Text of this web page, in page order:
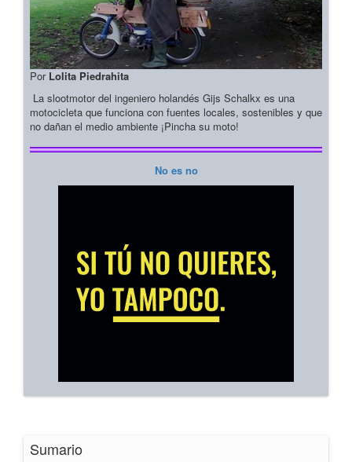
Por Lolita Piedrahita
La slootmotor del ingeniero holandés Gijs Schalkx es una
motocicleta que funciona con fuentes locales, sostenibles y que
no dañan el medio ambiente ¡Pincha su moto!
No es no
Sumario